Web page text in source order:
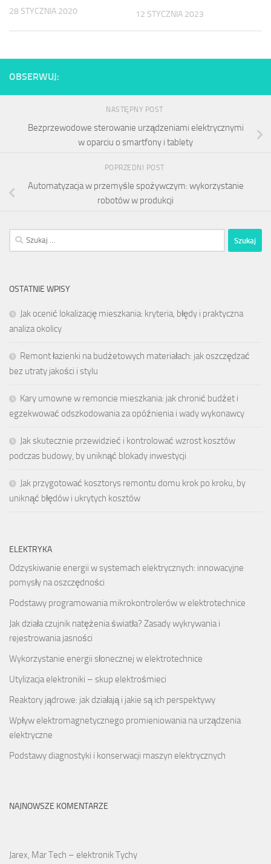
28 STYCZNIA 2020 12 STYCZNIA 2023
OBSERWUJ:
NASTĘPNY POST
Bezprzewodowe sterowanie urządzeniami elektrycznymi
w oparciu o smartfony i tablety
POPRZEDNI POST
Automatyzacja w przemyśle spożywczym: wykorzystanie
robotów w produkcji
Szukaj:
OSTATNIE WPISY
Jak ocenić lokalizację mieszkania: kryteria, błędy i praktyczna
analiza okolicy
Remont łazienki na budżetowych materiałach: jak oszczędzać
bez utraty jakości i stylu
Kary umowne w remoncie mieszkania: jak chronić budżet i
egzekwować odszkodowania za opóźnienia i wady wykonawcy
Jak skutecznie przewidzieć i kontrolować wzrost kosztów
podczas budowy, by uniknąć blokady inwestycji
Jak przygotować kosztorys remontu domu krok po kroku, by
uniknąć błędów i ukrytych kosztów
ELEKTRYKA
Odzyskiwanie energii w systemach elektrycznych: innowacyjne
pomysły na oszczędności
Podstawy programowania mikrokontrolerów w elektrotechnice
Jak działa czujnik natężenia światła? Zasady wykrywania i
rejestrowania jasności
Wykorzystanie energii słonecznej w elektrotechnice
Utylizacja elektroniki – skup elektrośmieci
Reaktory jądrowe: jak działają i jakie są ich perspektywy
Wpływ elektromagnetycznego promieniowania na urządzenia
elektryczne
Podstawy diagnostyki i konserwacji maszyn elektrycznych
NAJNOWSZE KOMENTARZE
Jarex, Mar Tech – elektronik Tychy